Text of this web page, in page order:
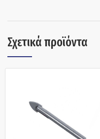
Σχετικά προϊόντα